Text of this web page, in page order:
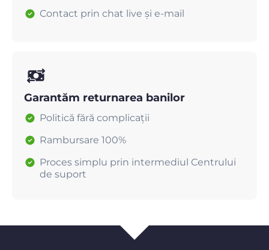
Contact prin chat live și e-mail
Garantăm returnarea banilor
Politică fără complicații
Rambursare 100%
Proces simplu prin intermediul Centrului
de suport